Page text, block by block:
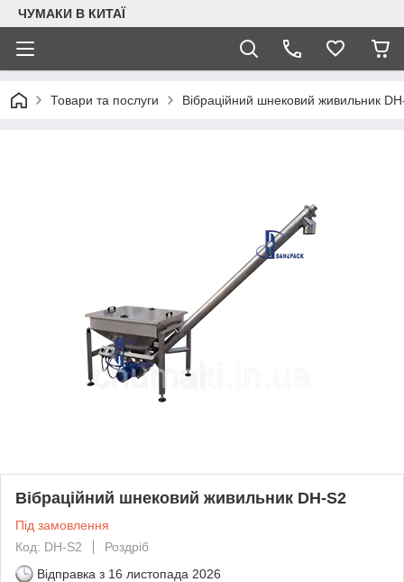
ЧУМАКИ В КИТАЇ
Товари та послуги Вібраційний шнековий живильник
Вібраційний шнековий живильник DH-S2
Під замовлення
Код: DH-S2
Роздріб
Відправка з 16 листопада 2026